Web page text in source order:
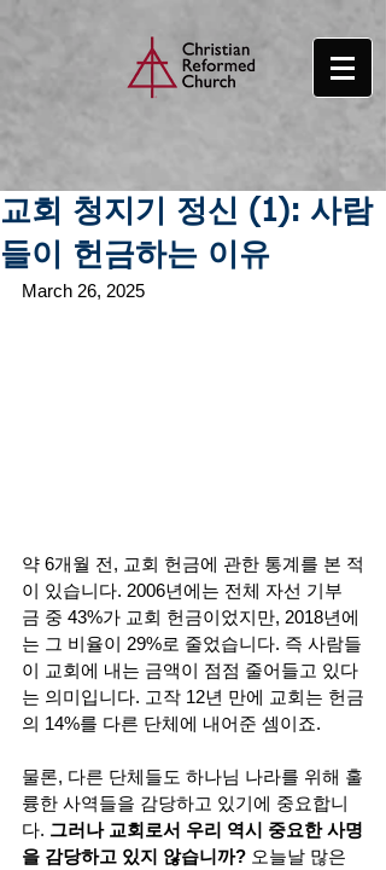
교회 청지기 정신 (1): 사람
들이 헌금하는 이유
March 26, 2025
약 6개월 전, 교회 헌금에 관한 통계를 본 적
이 있습니다. 2006년에는 전체 자선 기부
금 중 43%가 교회 헌금이었지만, 2018년에
는 그 비율이 29%로 줄었습니다. 즉 사람들
이 교회에 내는 금액이 점점 줄어들고 있다
는 의미입니다. 고작 12년 만에 교회는 헌금
의 14%를 다른 단체에 내어준 셈이죠.
물론, 다른 단체들도 하나님 나라를 위해 훌
륭한 사역들을 감당하고 있기에 중요합니
다. 그러나 교회로서 우리 역시 중요한 사명
을 감당하고 있지 않습니까? 오늘날 많은